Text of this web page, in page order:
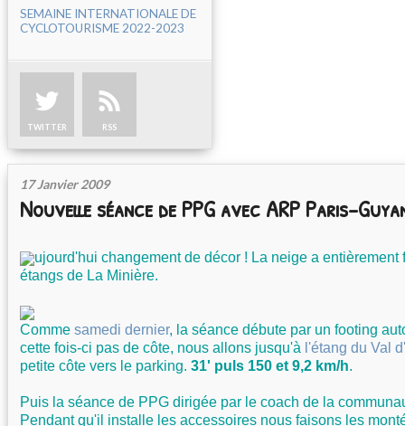
SEMAINE INTERNATIONALE DE
CYCLOTOURISME 2022-2023
TWITTER RSS
17 Janvier 2009
Nouvelle séance de PPG avec ARP Paris-
ujourd'hui changement de décor ! La neige a entièrement
étangs de La Minière.
Comme samedi dernier, la séance débute par un footing
cette fois-ci pas de côte, nous allons jusqu'à l'étang du Val
petite côte vers le parking. 31' puls 150 et 9,2 km/h.
Puis la séance de PPG dirigée par le coach de la
Pendant qu'il installe les accessoires nous faisons les